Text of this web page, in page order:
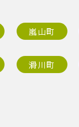
嵐山町
滑川町